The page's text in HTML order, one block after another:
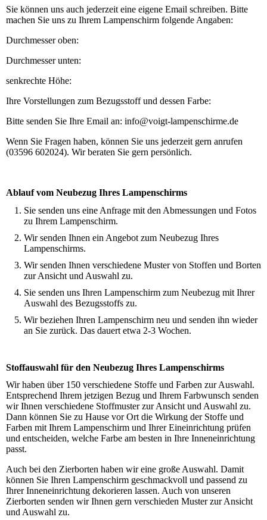
Sie können uns auch jederzeit eine eigene Email schreiben. Bitte
machen Sie uns zu Ihrem Lampenschirm folgende Angaben:
Durchmesser oben:
Durchmesser unten:
senkrechte Höhe:
Ihre Vorstellungen zum Bezugsstoff und dessen Farbe:
Bitte senden Sie Ihre Email an: info@voigt-lampenschirme.de
Wenn Sie Fragen haben, können Sie uns jederzeit gern anrufen
(03596 602024). Wir beraten Sie gern persönlich.
Ablauf vom Neubezug Ihres Lampenschirms
Sie senden uns eine Anfrage mit den Abmessungen und Fotos
zu Ihrem Lampenschirm.
Wir senden Ihnen ein Angebot zum Neubezug Ihres
Lampenschirms.
Wir senden Ihnen verschiedene Muster von Stoffen und Borten
zur Ansicht und Auswahl zu.
Sie senden uns Ihren Lampenschirm zum Neubezug mit Ihrer
Auswahl des Bezugsstoffs zu.
Wir beziehen Ihren Lampenschirm neu und senden ihn wieder
an Sie zurück. Das dauert etwa 2-3 Wochen.
Stoffauswahl für den Neubezug Ihres Lampenschirms
Wir haben über 150 verschiedene Stoffe und Farben zur Auswahl.
Entsprechend Ihrem jetzigen Bezug und Ihrem Farbwunsch senden
wir Ihnen verschiedene Stoffmuster zur Ansicht und Auswahl zu.
Dann können Sie zu Hause vor Ort die Wirkung der Stoffe und
Farben mit Ihrem Lampenschirm und Ihrer Eineinrichtung prüfen
und entscheiden, welche Farbe am besten in Ihre Inneneinrichtung
passt.
Auch bei den Zierborten haben wir eine große Auswahl. Damit
können Sie Ihren Lampenschirm geschmackvoll und passend zu
Ihrer Inneneinrichtung dekorieren lassen. Auch von unseren
Zierborten senden wir Ihnen gern verschieden Muster zur Ansicht
und Auswahl zu.